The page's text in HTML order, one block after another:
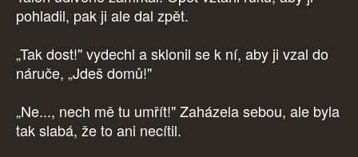
pohladil, pak ji ale dal zpět.
„Tak dost!" vydechl a sklonil se k ní, aby ji vzal do
náruče, „Jdeš domů!"
„Ne..., nech mě tu umřít!" Zaházela sebou, ale byla
tak slabá, že to ani necítil.